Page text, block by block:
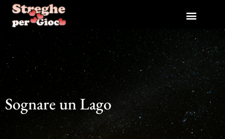
contenuto
Sognare un Lago